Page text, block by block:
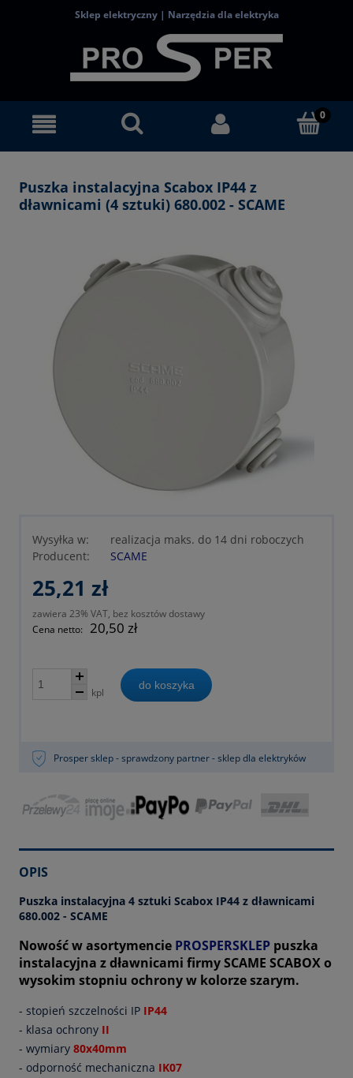
Sklep elektryczny | Narzędzia dla elektryka
Puszka instalacyjna Scabox IP44 z
dławnicami (4 sztuki) 680.002 - SCAME
Wysyłka w:
realizacja maks. do 14 dni roboczych
Producent:
SCAME
25,21 zł
zawiera 23% VAT, bez kosztów dostawy
Cena netto:
20,50 zł
kpl
do koszyka
Prosper sklep - sprawdzony partner - sklep dla elektryków
OPIS
Puszka instalacyjna 4 sztuki Scabox IP44 z dławnicami
680.002 - SCAME
Nowość w asortymencie PROSPERSKLEP puszka
instalacyjna z dławnicami firmy SCAME SCABOX o
wysokim stopniu ochrony w kolorze szarym.
- stopień szczelności IP IP44
- klasa ochrony II
- wymiary 80x40mm
- odporność mechaniczna IK07